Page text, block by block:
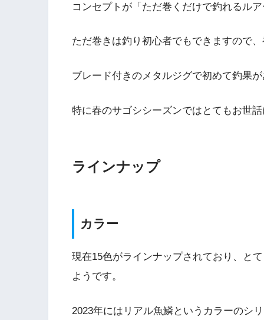
コンセプトが「ただ巻くだけで釣れるル
ただ巻きは釣り初心者でもできますので
ブレード付きのメタルジグで初めて釣果
特に春のサゴシシーズンではとてもお世
ラインナップ
カラー
現在15色がラインナップされており、と
ようです。
2023年にはリアル魚鱗というカラーのシ